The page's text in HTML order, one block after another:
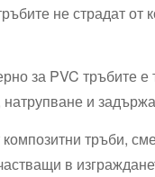
не страдат
за PVC тръбите
и
тръби,
в